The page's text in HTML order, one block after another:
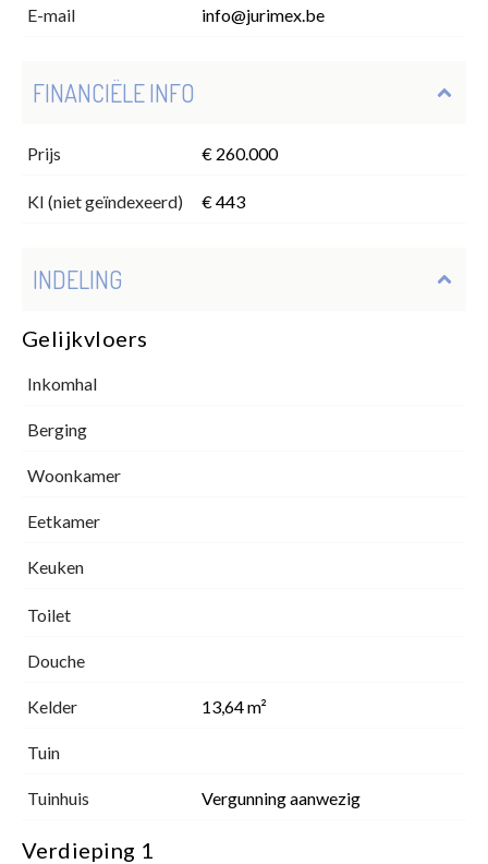
E-mail info@jurimex.be
FINANCIËLE INFO
Prijs € 260.000
KI (niet geïndexeerd) € 443
INDELING
Gelijkvloers
Inkomhal
Berging
Woonkamer
Eetkamer
Keuken
Toilet
Douche
Kelder 13,64 m²
Tuin
Tuinhuis Vergunning aanwezig
Verdieping 1